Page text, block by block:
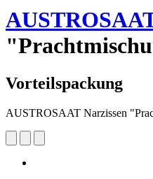
Vorteilspackung
AUSTROSAAT Narzissen